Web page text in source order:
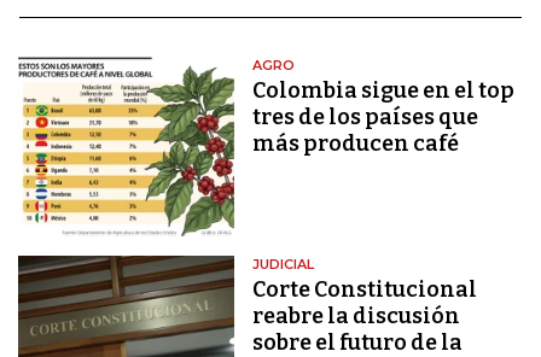
AGRO
Colombia sigue en el top
tres de los países que
más producen café
JUDICIAL
Corte Constitucional
reabre la discusión
sobre el futuro de la